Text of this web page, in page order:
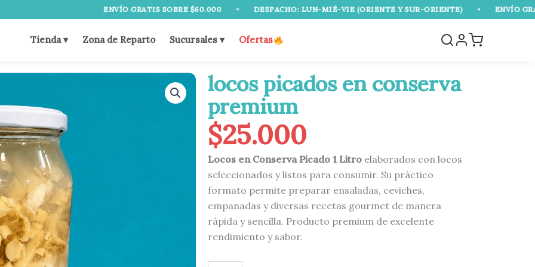
ENVÍO GRATIS SOBRE $60.000 • DESPACHO: LUN-MIÉ-VIE (ORIENTE Y SUR-ORIENTE) • ENVÍO GRATIS
Tienda ▾ Zona de Reparto Sucursales ▾ Ofertas
locos picados en conserva
premium
$25.000
Locos en Conserva Picado 1 Litro elaborados con locos
seleccionados y listos para consumir. Su práctico
formato permite preparar ensaladas, ceviches,
empanadas y diversas recetas gourmet de manera
rápida y sencilla. Producto premium de excelente
rendimiento y sabor.